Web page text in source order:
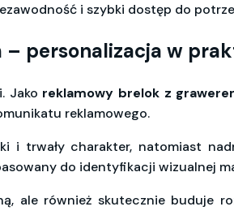
i szybki dostęp do
personalizacja w
Jako reklamowy brelok z
reklamowego.
i trwały charakter, natomiast
do identyfikacji wizualnej
ale również skutecznie buduje